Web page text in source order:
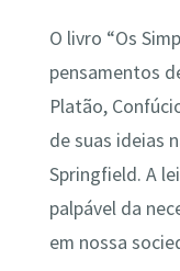
O livro “Os
pensamentos
Platão,
de suas ideias
Springfield. A
palpável da
em nossa